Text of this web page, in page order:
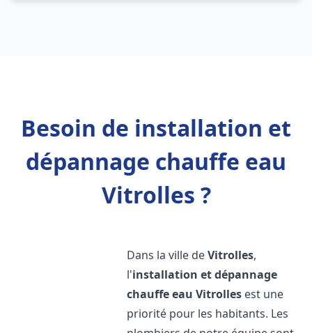
Besoin de installation et
dépannage chauffe eau
Vitrolles ?
Dans la ville deVitrolles,
l'installation et dépannage
chauffe eau Vitrolles est une
priorité pour les habitants. Les